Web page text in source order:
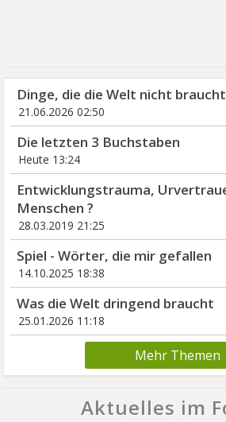
Dinge, die die Welt nicht braucht
21.06.2026 02:50
Die letzten 3 Buchstaben
Heute 13:24
Entwicklungstrauma,
Menschen ?
28.03.2019 21:25
Spiel - Wörter, die mir gefallen
14.10.2025 18:38
Was die Welt dringend braucht
25.01.2026 11:18
Mehr Themen
Aktuelles im